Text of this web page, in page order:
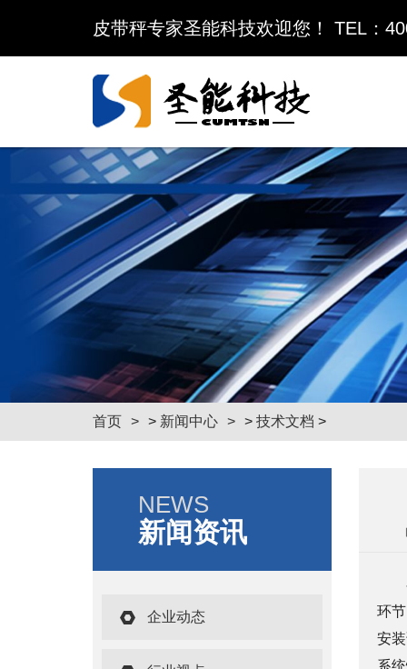
皮带秤专家圣能科技欢迎您！ TEL：
首页 > 新闻中心 > 技术文档 >
NEWS
新闻资讯
企业动态
环
安